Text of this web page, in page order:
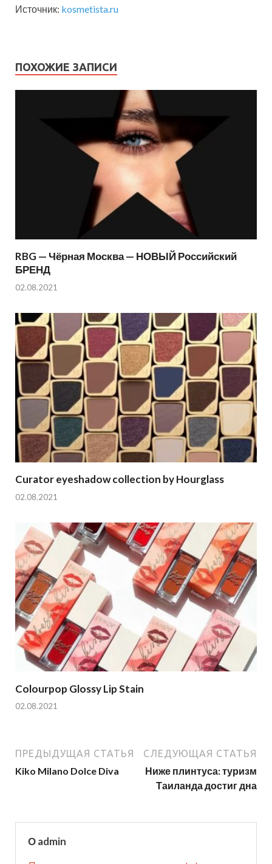
Источник: kosmetista.ru
ПОХОЖИЕ ЗАПИСИ
RBG — Чёрная Москва — НОВЫЙ Российский
БРЕНД
02.08.2021
Curator eyeshadow collection by Hourglass
02.08.2021
Colourpop Glossy Lip Stain
02.08.2021
ПРЕДЫДУЩАЯ СТАТЬЯ
Kiko Milano Dolce Diva
СЛЕДУЮЩАЯ СТАТЬЯ
Ниже плинтуса: туризм
Таиланда достиг дна
О admin